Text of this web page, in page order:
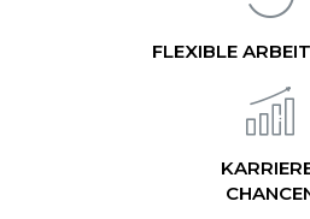
FLEXIBLE